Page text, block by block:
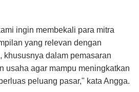
ingin membekali para mitra
yang relevan dengan
khususnya dalam pemasaran
usaha agar mampu meningkatkan
peluang pasar," kata Angga.